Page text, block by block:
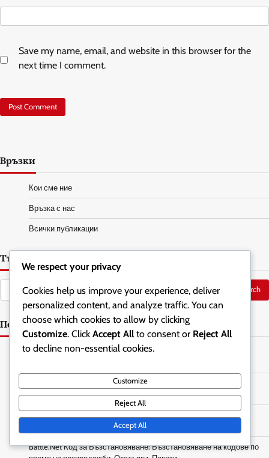
Save my name, email, and website in this browser for the
next time I comment.
Връзки
Кои сме ние
Връзка с нас
Всички публикации
Търсене
Search
for:
Последни публикации
Награди за сезон на стълби: Разбиране на намаляването на
Награди за сезон на стълби: Разпределение на наградите,
Изискване на награди, Право на участие
Отстраняване на проблеми, Поддръжка на клиенти
Battle.Net Код за Възстановяване: Възстановяване на кодове по
We respect your privacy
Cookies help us improve your experience, deliver
personalized content, and analyze traffic. You can
choose which cookies to allow by clicking
Customize. Click Accept All to consent or Reject All
to decline non-essential cookies.
Customize
Reject All
Accept All